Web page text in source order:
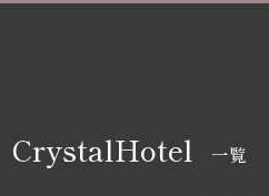
CrystalHotel 一覧